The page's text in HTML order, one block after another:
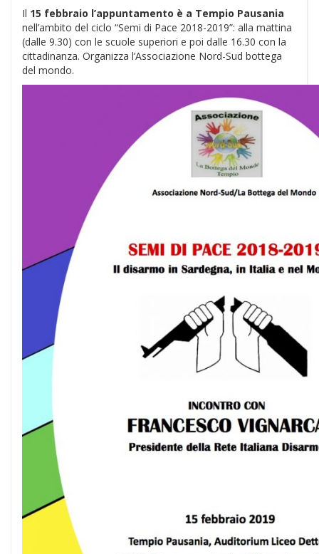
Il 15 febbraio l’appuntamento è a Tempio Pausania
nell’ambito del ciclo “Semi di Pace 2018-2019”: alla mattina
(dalle 9.30) con le scuole superiori e poi dalle 16.30 con la
cittadinanza. Organizza l’Associazione Nord-Sud bottega
del mondo.